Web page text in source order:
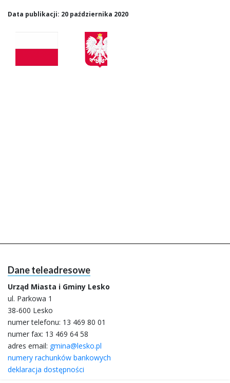
Data publikacji: 20 października 2020
Dane teleadresowe
Urząd Miasta i Gminy Lesko
ul. Parkowa 1
38-600 Lesko
numer telefonu: 13 469 80 01
numer fax: 13 469 64 58
adres email: gmina@lesko.pl
numery rachunków bankowych
deklaracja dostępności